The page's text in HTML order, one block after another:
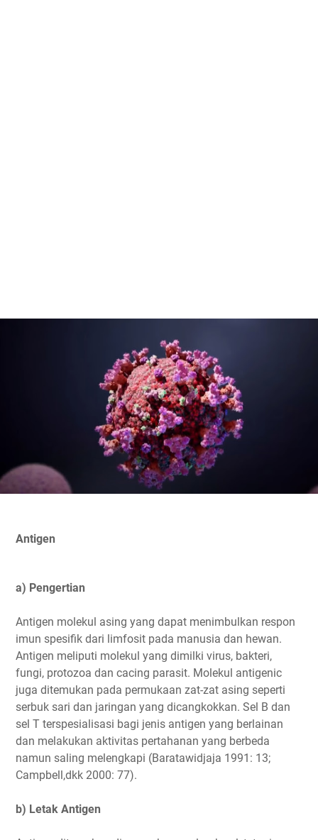
Antigen
a) Pengertian
Antigen molekul asing yang dapat menimbulkan respon
imun spesifik dari limfosit pada manusia dan hewan.
Antigen meliputi molekul yang dimilki virus, bakteri,
fungi, protozoa dan cacing parasit. Molekul antigenic
juga ditemukan pada permukaan zat-zat asing seperti
serbuk sari dan jaringan yang dicangkokkan. Sel B dan
sel T terspesialisasi bagi jenis antigen yang berlainan
dan melakukan aktivitas pertahanan yang berbeda
namun saling melengkapi (Baratawidjaja 1991: 13;
Campbell,dkk 2000: 77).
b) Letak Antigen